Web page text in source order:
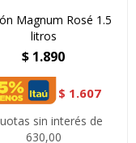
Magnum Rosé 1.5
litros
$ 1.890
$ 1.607
sin interés de
630,00